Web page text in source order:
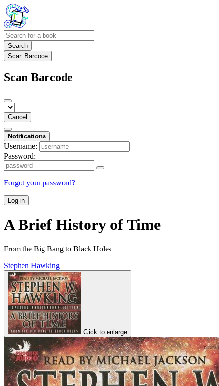
Search
Scan Barcode
Scan Barcode
Cancel
Notifications
Username:
Password:
Forgot your password?
Log in
A Brief History of Time
From the Big Bang to Black Holes
Stephen Hawking
Click to enlarge